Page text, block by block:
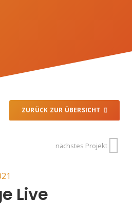
ZURÜCK ZUR ÜBERSICHT
nächstes Projekt
Live